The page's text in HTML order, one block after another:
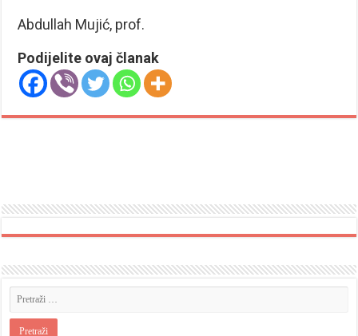
Abdullah Mujić, prof.
Podijelite ovaj članak